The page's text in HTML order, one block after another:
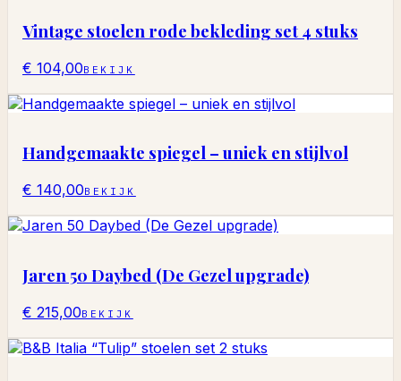
Vintage stoelen rode bekleding set 4 stuks
€ 104,00BEKIJK
Handgemaakte spiegel – uniek en stijlvol
€ 140,00BEKIJK
Jaren 50 Daybed (De Gezel upgrade)
€ 215,00BEKIJK